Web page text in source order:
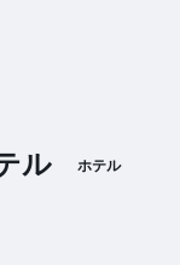
ル ホテル